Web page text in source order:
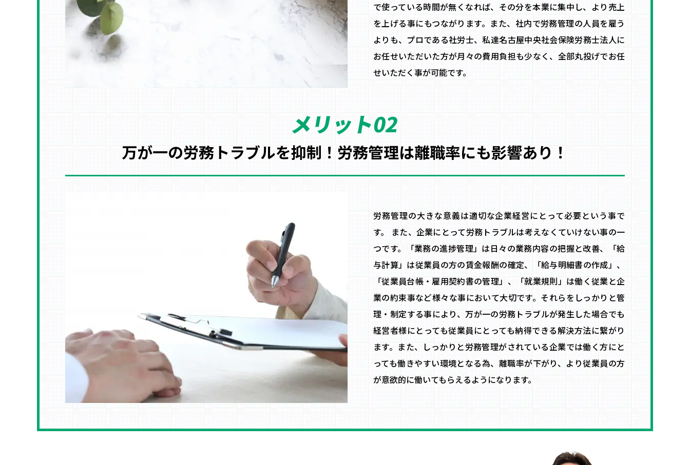
で使っている時間が無くなれば、その分を本業に集中し、より売上
を上げる事にもつながります。また、社内で労務管理の人員を雇う
よりも、プロである社労士、私達名古屋中央社会保険労務士法人に
お任せいただいた方が月々の費用負担も少なく、全部丸投げでお任
せいただく事が可能です。
メリット02
万が一の労務トラブルを抑制！ 労務管理は離職率にも影響あり！
労務管理の大きな意義は適切な企業経営にとって必要という事で
す。 また、企業にとって労務トラブルは考えなくていけない事の一
つです。「業務の進捗管理」は日々の業務内容の把握と改善、「給
与計算」は従業員の方の賃金報酬の確定、「給与明細書の作成」、
「従業員台帳・雇用契約書の管理」、「就業規則」は働く従業と企
業の約束事など様々な事において大切です。それらをしっかりと管
理・制定する事により、万が一の労務トラブルが発生した場合でも
経営者様にとっても従業員にとっても納得できる解決方法に繋がり
ます。また、しっかりと労務管理がされている企業では働く方にと
っても働きやすい環境となる為、離職率が下がり、より従業員の方
が意欲的に働いてもらえるようになります。